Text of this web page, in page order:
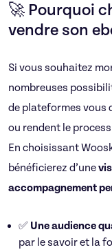
🚀 Pourquoi
vendre son
Si vous souhaitez
nombreuses
de plateformes vous
ou rendent le
En choisissant
bénéficierez d’une
accompagnement
✅ Une audience
par le savoir et la